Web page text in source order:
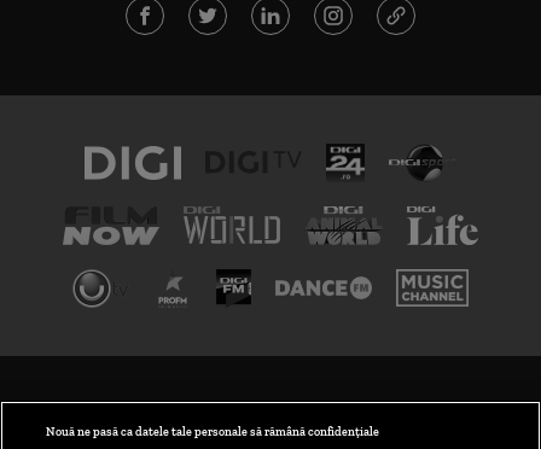
Nouă ne pasă ca datele tale personale să rămână confidențiale